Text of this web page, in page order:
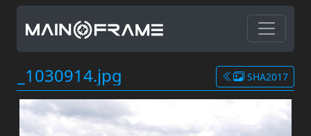
_1030914.jpg SHA2017